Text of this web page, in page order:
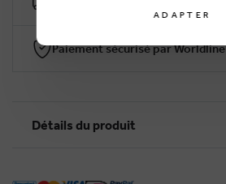
Paiement sécurisé par Worldline
Détails du produit
ADAPTER